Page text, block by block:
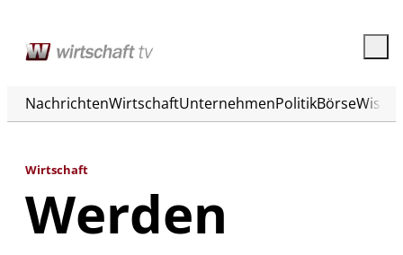
NachrichtenWirtschaftUnternehmenPolitikBörse
Wirtschaft
Werden